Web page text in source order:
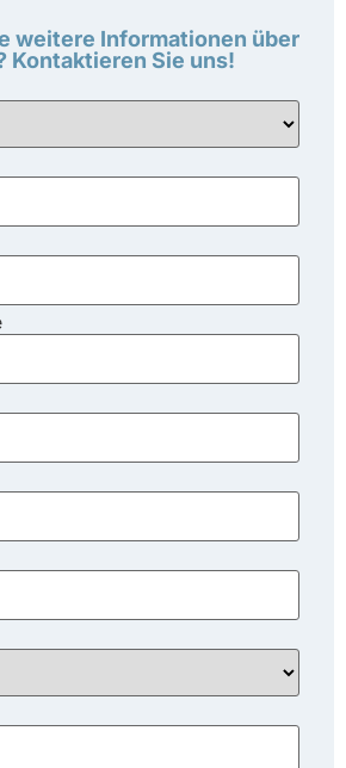
weitere Informationen über
Kontaktieren Sie uns!